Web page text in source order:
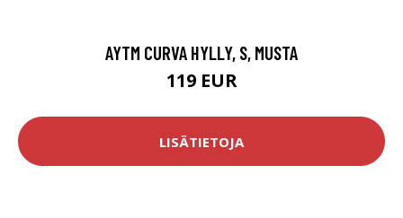
AYTM CURVA HYLLY, S, MUSTA
119 EUR
LISÄTIETOJA